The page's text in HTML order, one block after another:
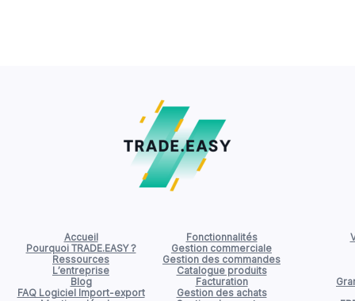
Accueil
Pourquoi TRADE.EASY ?
Ressources
L’entreprise
Blog
FAQ Logiciel Import-export
Fonctionnalités
Gestion commerciale
Gestion des commandes
Catalogue produits
Facturation
Gestion des achats